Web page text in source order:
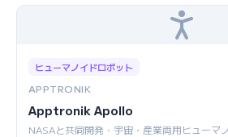
ヒューマノイドロボット
APPTRONIK
Apptronik Apollo
NASAと共同開発・宇宙・産業両用ヒューマ